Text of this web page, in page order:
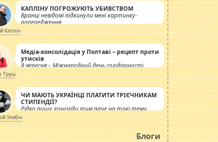
КАПЛІНУ ПОГРОЖУЮТЬ УБИВСТВОМ
Вранці невідомі підкинули мені картинку-
попередження
Каплін
Медіа-консолідація у Полтаві – рецепт проти
утисків
8 вересня – Міжнародний день солідарності
журналістів.
Труш
ЧИ МАЮТЬ УКРАЇНЦІ ПЛАТИТИ ТРІЄЧНИКАМ
СТИПЕНДІЇ?
Рідко пишу лонгріди тим паче на такі теми,
але вже просто дістало! Обурюють сьогоднішні
інсенуації навколо стипендіального питання.
Штучно роздувається ще одна соціальна
катастрофа.
Улибін
Блоги